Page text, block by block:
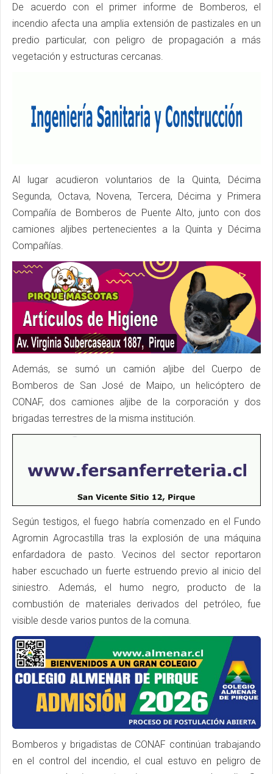
De acuerdo con el primer informe de Bomberos, el
incendio afecta una amplia extensión de pastizales en un
predio particular, con peligro de propagación a más
vegetación y estructuras cercanas.
Al lugar acudieron voluntarios de la Quinta, Décima
Segunda, Octava, Novena, Tercera, Décima y Primera
Compañía de Bomberos de Puente Alto, junto con dos
camiones aljibes pertenecientes a la Quinta y Décima
Compañías.
Además, se sumó un camión aljibe del Cuerpo de
Bomberos de San José de Maipo, un helicóptero de
CONAF, dos camiones aljibe de la corporación y dos
brigadas terrestres de la misma institución.
Según testigos, el fuego habría comenzado en el Fundo
Agromin Agrocastilla tras la explosión de una máquina
enfardadora de pasto. Vecinos del sector reportaron
haber escuchado un fuerte estruendo previo al inicio del
siniestro. Además, el humo negro, producto de la
combustión de materiales derivados del petróleo, fue
visible desde varios puntos de la comuna.
Bomberos y brigadistas de CONAF continúan trabajando
en el control del incendio, el cual estuvo en peligro de